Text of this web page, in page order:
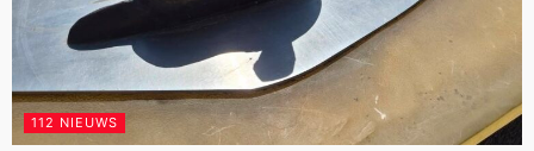
112 NIEUWS